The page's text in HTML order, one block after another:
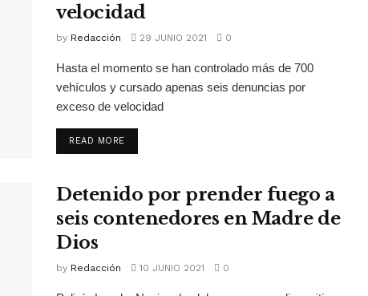
velocidad
by Redacción 29 JUNIO 2021 0
Hasta el momento se han controlado más de 700
vehículos y cursado apenas seis denuncias por
exceso de velocidad
READ MORE
Detenido por prender fuego a
seis contenedores en Madre de
Dios
by Redacción 10 JUNIO 2021 0